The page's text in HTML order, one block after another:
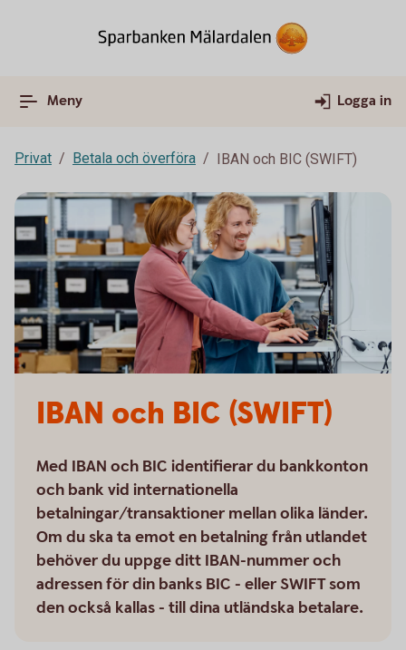
Meny Logga in
Privat Betala och överföra IBAN och BIC (SWIFT)
IBAN och BIC (SWIFT)
Med IBAN och BIC identifierar du bankkonton
och bank vid internationella
betalningar/transaktioner mellan olika länder.
Om du ska ta emot en betalning från utlandet
behöver du uppge ditt IBAN-nummer och
adressen för din banks BIC - eller SWIFT som
den också kallas - till dina utländska betalare.